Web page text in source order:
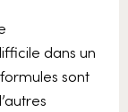
dans un
sont